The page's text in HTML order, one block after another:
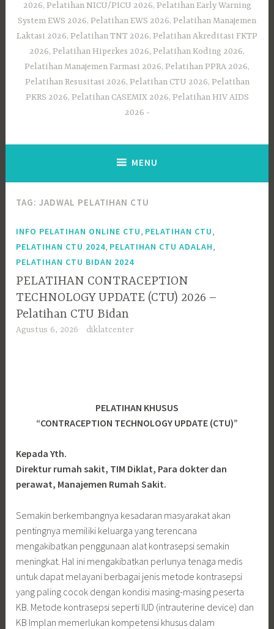
2026, Pelatihan NICU/PICU 2026, Pelatihan Early Warning
System EWS 2026, Pelatihan EWS 2026, Pelatihan Manajemen
Laktasi 2026, Pelatihan TNT 2026, Pelatihan Akreditasi FKTP
2026, Pelatihan Hiperkes 2026, Pelatihan Koding 2026,
Pelatihan Manajemen Farmasi 2026, Pelatihan PPRA 2026,
Pelatihan Resusitasi 2026, Pelatihan CTU 2026, Pelatihan
PKRS 2026, Pelatihan CASEMIX 2026, Pelatihan HIV AIDS
2026
MENU
TAG:JADWAL PELATIHAN CTU
INFO PELATIHAN ONLINE CTU PELATIHAN CTU
PELATIHAN CTU 2024 PELATIHAN CTU ADALAH
PELATIHAN CTU BIDAN 2024
PELATIHAN CONTRACEPTION
TECHNOLOGY UPDATE (CTU) 2026 –
Pelatihan CTU Bidan
Agustus 6, 2026 diklatcenter
PELATIHAN KHUSUS
“CONTRACEPTION TECHNOLOGY UPDATE (CTU)”
Kepada Yth.
Direktur rumah sakit, TIM Diklat, Para dokter dan
perawat, Manajemen Rumah Sakit.
Semakin berkembangnya kesadaran masyarakat akan
pentingnya memiliki keluarga yang terencana
mengakibatkan penggunaan alat kontrasepsi semakin
meningkat. Hal ini mengakibatkan perlunya tenaga medis
untuk dapat melayani berbagai jenis metode kontrasepsi
yang paling cocok dengan kondisi masing-masing peserta
KB. Metode kontrasepsi seperti IUD (intrauterine device) dan
KB Implan memerlukan kompetensi khusus dalam